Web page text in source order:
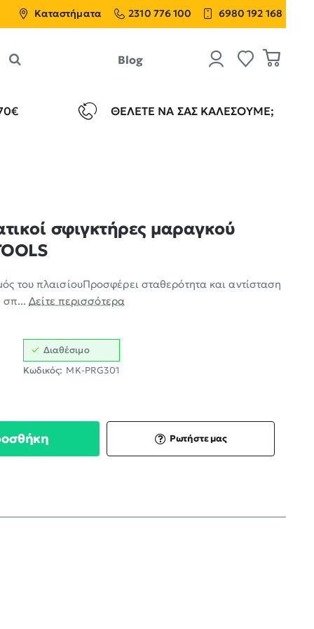
Καταστήματα 2310 776 100 6980 192 168
Blog
ΘΈΛΕΤΕ ΝΑ ΣΑΣ ΚΑΛΈΣΟΥΜΕ;
σφιγκτήρες μαραγκού
του πλαισίουΠροσφέρει σταθερότητα και αντίσταση
σπ...Δείτε περισσότερα
Διαθέσιμο
Κωδικός: MK-PRG301
Ρωτήστε μας